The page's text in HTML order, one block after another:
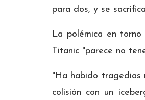
para dos, y se
La polémica en
Titanic "parece no
"Ha habido tragedias
colisión con un